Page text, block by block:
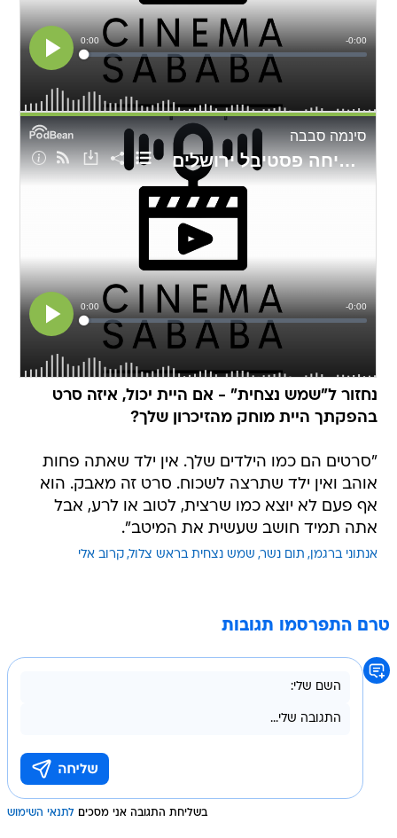
נחזור ל"שמש נצחית" - אם היית יכול, איזה סרט
בהפקתך היית מוחק מהזיכרון שלך?
"סרטים הם כמו הילדים שלך. אין ילד שאתה פחות
אוהב ואין ילד שתרצה לשכוח. סרט זה מאבק. הוא
אף פעם לא יוצא כמו שרצית, לטוב או לרע, אבל
אתה תמיד חושב שעשית את המיטב".
אנתוני ברגמן תום נשר שמש נצחית בראש צלול קרוב אלי
טרם התפרסמו תגובות
בשליחת התגובה אני מסכים לתנאי השימוש